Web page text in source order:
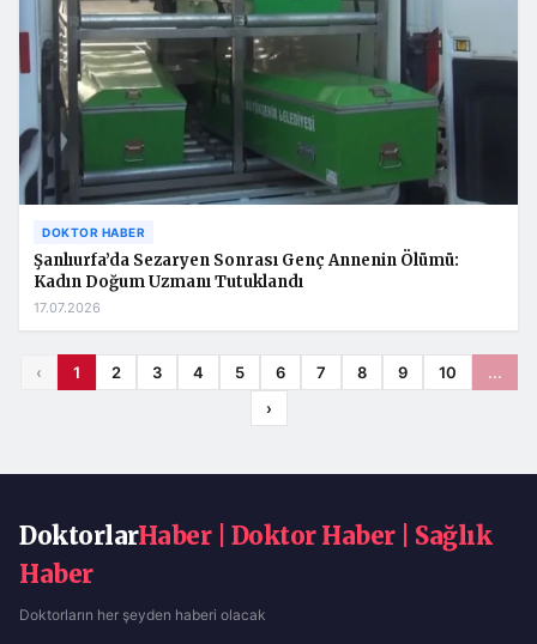
DOKTOR HABER
Şanlıurfa’da Sezaryen Sonrası Genç Annenin Ölümü:
Kadın Doğum Uzmanı Tutuklandı
17.07.2026
‹ 1 2 3 4 5 6 7 8 9 10
...
›
DoktorlarHaber | Doktor Haber | Sağlık
Haber
Doktorların her şeyden haberi olacak